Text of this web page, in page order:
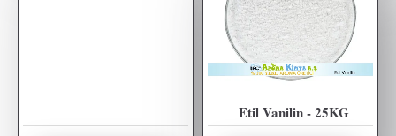
Etil Vanilin - 25KG